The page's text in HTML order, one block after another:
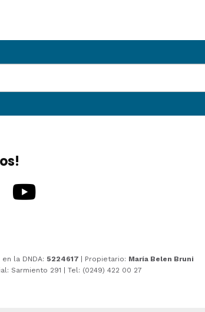
la DNDA: 5224617 | Propietario: María Belen Bruni
Sarmiento 291 | Tel: (0249) 422 00 27